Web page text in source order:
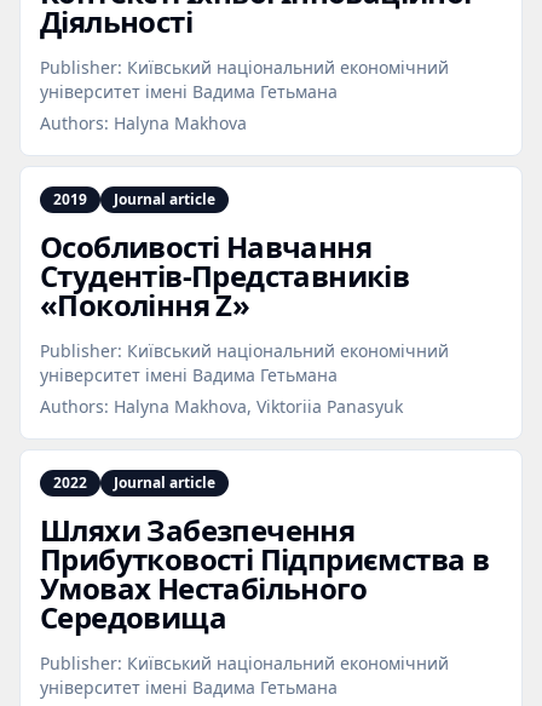
Діяльності
Publisher: Київський національний економічний
університет імені Вадима Гетьмана
Authors: Halyna Makhova
2019 Journal article
Особливості Навчання
Студентів‑Представників
«Покоління Z»
Publisher: Київський національний економічний
університет імені Вадима Гетьмана
Authors: Halyna Makhova, Viktoriia Panasyuk
2022 Journal article
Шляхи Забезпечення
Прибутковості Підприємства в
Умовах Нестабільного
Середовища
Publisher: Київський національний економічний
університет імені Вадима Гетьмана